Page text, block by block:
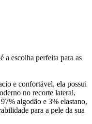
escolha perfeita para as
e confortável, ela possui
no recorte lateral,
algodão e 3% elastano,
para a pele da sua